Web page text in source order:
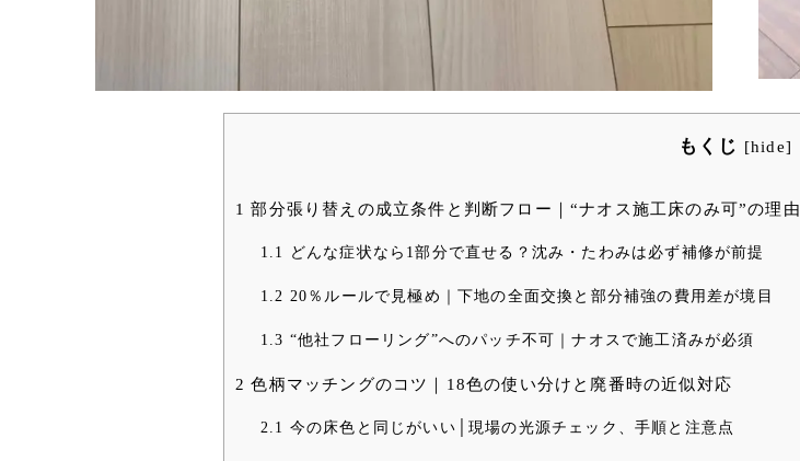
もくじ [hide]
1 部分張り替えの成立条件と判断フロー｜“ナオス施工床のみ可”の理由
1.1 どんな症状なら1部分で直せる？沈み・たわみは必ず補修が前提
1.2 20％ルールで見極め｜下地の全面交換と部分補強の費用差が境目
1.3 “他社フローリング”へのパッチ不可｜ナオスで施工済みが必須
2 色柄マッチングのコツ｜18色の使い分けと廃番時の近似対応
2.1 今の床色と同じがいい│現場の光源チェック、手順と注意点